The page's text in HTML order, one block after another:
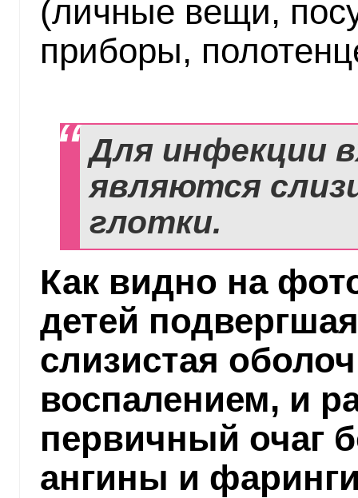
(личные вещи,
приборы,
Для инфекции
являются
глотки.
Как видно на
детей
слизистая
воспалением, и
первичный очаг
ангины и